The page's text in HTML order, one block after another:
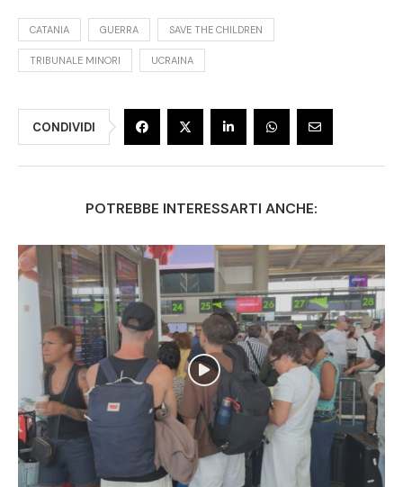
CATANIA GUERRA SAVE THE CHILDREN
TRIBUNALE MINORI UCRAINA
CONDIVIDI
POTREBBE INTERESSARTI ANCHE: